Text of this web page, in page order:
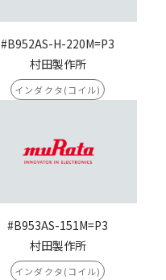
#B952AS-H-220M=P3
村田製作所
インダクタ(コイル)
#B953AS-151M=P3
村田製作所
インダクタ(コイル)